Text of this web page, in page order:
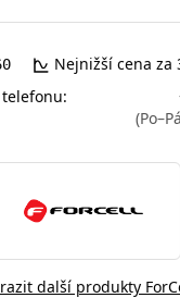
Nejnižší cena za
další produkty